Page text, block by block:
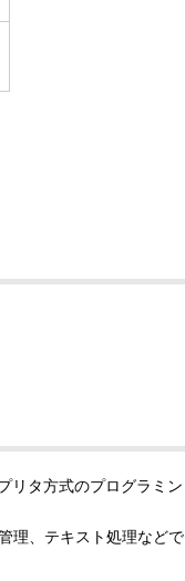
リタ方式のプログラミン
理、テキスト処理などで